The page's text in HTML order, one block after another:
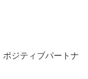
ジティブパートナ